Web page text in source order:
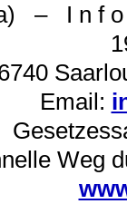
– I n f
Email:
Weg